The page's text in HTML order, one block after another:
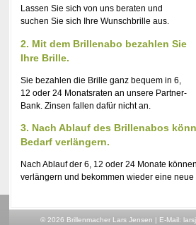
Lassen Sie sich von uns beraten und
suchen Sie sich Ihre Wunschbrille aus.
2. Mit dem Brillenabo bezahlen Sie
Ihre Brille.
Sie bezahlen die Brille ganz bequem in 6,
12 oder 24 Monatsraten an unsere Partner-
Bank. Zinsen fallen dafür nicht an.
3. Nach Ablauf des Brillenabos
Bedarf verlängern.
Nach Ablauf der 6, 12 oder 24 Monate
verlängern und bekommen wieder eine
© 2026 Brillenmacher Lars Jensen | E-Mail: